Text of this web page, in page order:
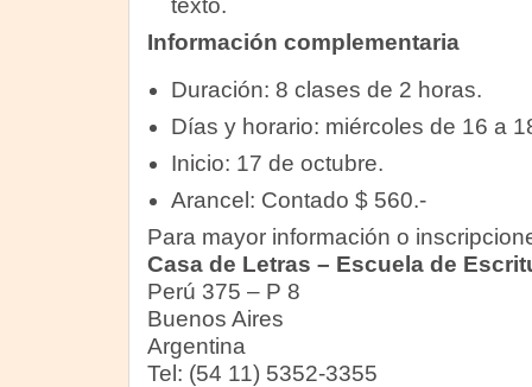
texto.
Información complementaria
Duración: 8 clases de 2 horas.
Días y horario: miércoles de 16 a
Inicio: 17 de octubre.
Arancel: Contado $ 560.-
Para mayor información o
Casa de Letras – Escuela de
Perú 375 – P 8
Buenos Aires
Argentina
Tel: (54 11) 5352-3355